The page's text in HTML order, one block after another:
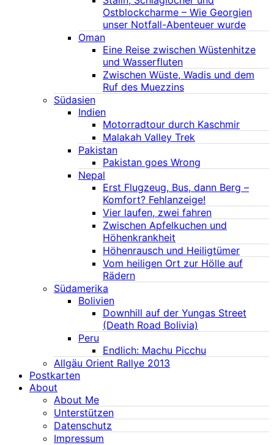
Ostblockcharme – Wie Georgien
unser Notfall-Abenteuer wurde
Oman
Eine Reise zwischen Wüstenhitze
und Wasserfluten
Zwischen Wüste, Wadis und dem
Ruf des Muezzins
Südasien
Indien
Motorradtour durch Kaschmir
Malakah Valley Trek
Pakistan
Pakistan goes Wrong
Nepal
Erst Flugzeug, Bus, dann Berg –
Komfort? Fehlanzeige!
Vier laufen, zwei fahren
Zwischen Apfelkuchen und
Höhenkrankheit
Höhenrausch und Heiligtümer
Vom heiligen Ort zur Hölle auf
Rädern
Südamerika
Bolivien
Downhill auf der Yungas Street
(Death Road Bolivia)
Peru
Endlich: Machu Picchu
Allgäu Orient Rallye 2013
Postkarten
About
About Me
Unterstützen
Datenschutz
Impressum